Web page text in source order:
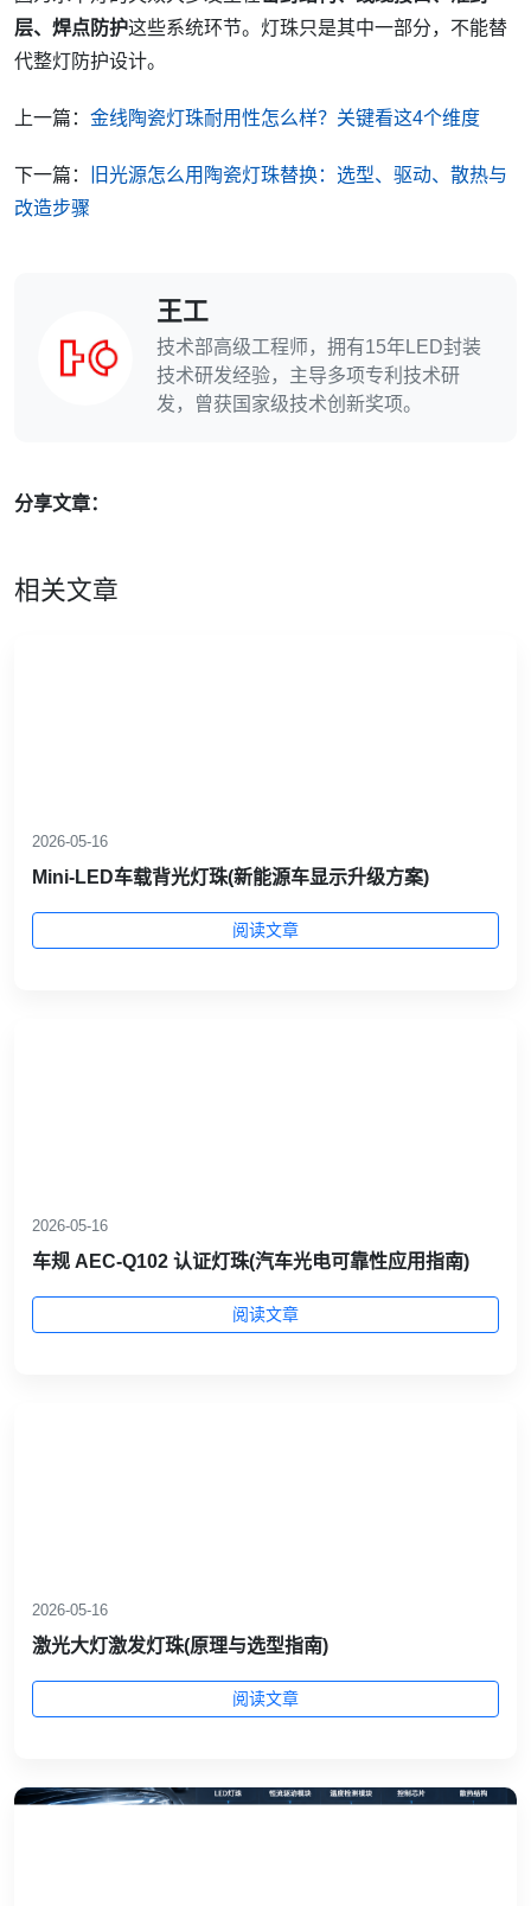
层、焊点防护这些系统环节。灯珠只是其中一部分，不能替
代整灯防护设计。
上一篇： 金线陶瓷灯珠耐用性怎么样？关键看这4个维度
下一篇：
旧光源怎么用陶瓷灯珠替换：选型、驱动、散热与
改造步骤
王工
技术部高级工程师，拥有15年LED封装
技术研发经验，主导多项专利技术研
发，曾获国家级技术创新奖项。
分享文章：
相关文章
2026-05-16
Mini‑LED车载背光灯珠(新能源车显示升级方案)
阅读文章
2026-05-16
车规 AEC‑Q102 认证灯珠(汽车光电可靠性应用指南)
阅读文章
2026-05-16
激光大灯激发灯珠(原理与选型指南)
阅读文章